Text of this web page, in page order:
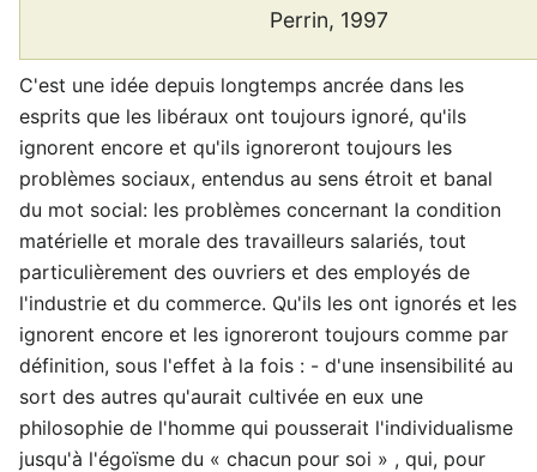
Perrin, 1997
C'est une idée depuis longtemps ancrée dans les
esprits que les libéraux ont toujours ignoré, qu'ils
ignorent encore et qu'ils ignoreront toujours les
problèmes sociaux, entendus au sens étroit et banal
du mot social: les problèmes concernant la condition
matérielle et morale des travailleurs salariés, tout
particulièrement des ouvriers et des employés de
l'industrie et du commerce. Qu'ils les ont ignorés et les
ignorent encore et les ignoreront toujours comme par
définition, sous l'effet à la fois : - d'une insensibilité au
sort des autres qu'aurait cultivée en eux une
philosophie de l'homme qui pousserait l'individualisme
jusqu'à l'égoïsme du « chacun pour soi » , qui, pour